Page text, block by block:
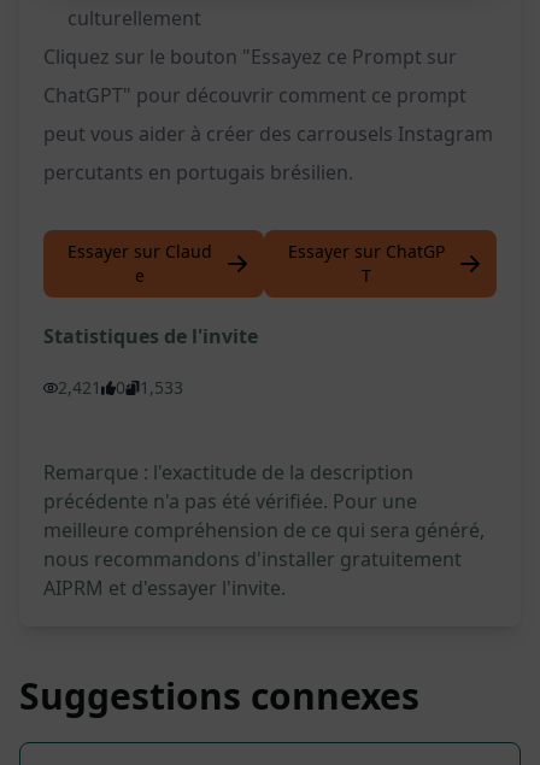
culturellement
Cliquez sur le bouton "Essayez ce Prompt sur
ChatGPT" pour découvrir comment ce prompt
peut vous aider à créer des carrousels Instagram
percutants en portugais brésilien.
Essayer sur Claud
e
Essayer sur ChatGP
T
Statistiques de l'invite
2,421 0 1,533
Remarque : l'exactitude de la description
précédente n'a pas été vérifiée. Pour une
meilleure compréhension de ce qui sera généré,
nous recommandons d'installer gratuitement
AIPRM et d'essayer l'invite.
Suggestions connexes